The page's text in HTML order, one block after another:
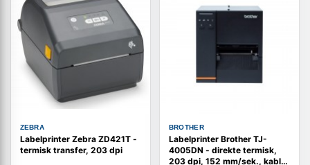
ZEBRA
Labelprinter Zebra ZD421T -
termisk transfer, 203 dpi
BROTHER
Labelprinter Brother TJ-
4005DN - direkte termisk,
203 dpi, 152 mm/sek., kablet